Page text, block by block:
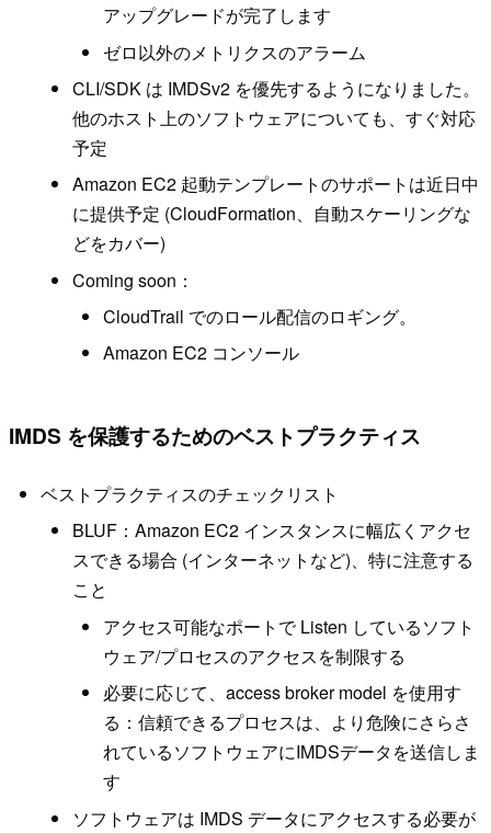
アップグレードが完了します
ゼロ以外のメトリクスのアラーム
CLI/SDK は IMDSv2 を優先するようになりました。
他のホスト上のソフトウェアについても、すぐ対応
予定
Amazon EC2 起動テンプレートのサポートは近日中
に提供予定 (CloudFormation、自動スケーリングな
どをカバー)
Coming soon：
CloudTrail でのロール配信のロギング。
Amazon EC2 コンソール
IMDS を保護するためのベストプラクティス
ベストプラクティスのチェックリスト
BLUF：Amazon EC2 インスタンスに幅広くアクセ
スできる場合 (インターネットなど)、特に注意する
こと
アクセス可能なポートで Listen しているソフト
ウェア/プロセスのアクセスを制限する
必要に応じて、access broker model を使用す
る：信頼できるプロセスは、より危険にさらさ
れているソフトウェアにIMDSデータを送信しま
す
ソフトウェアは IMDS データにアクセスする必要が